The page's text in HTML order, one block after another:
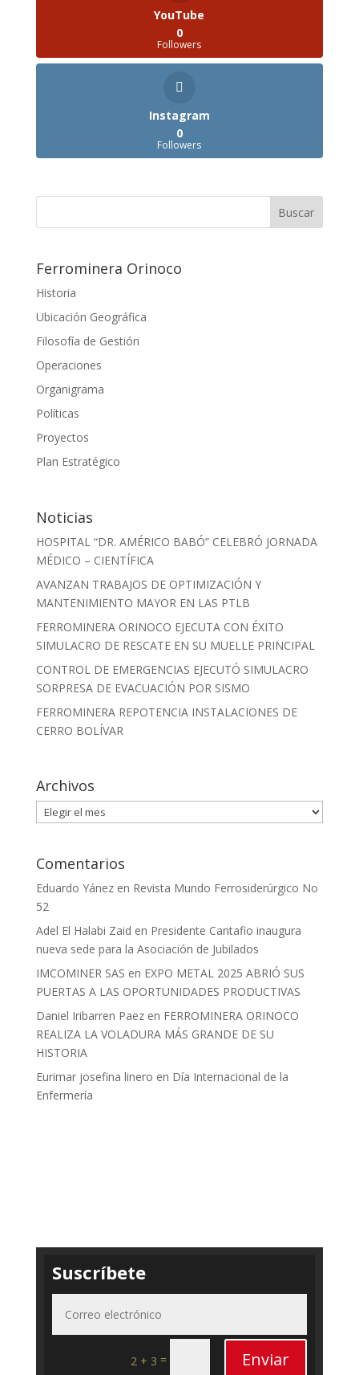
YouTube
0
Followers
Instagram
0
Followers
Ferrominera Orinoco
Historia
Ubicación Geográfica
Filosofía de Gestión
Operaciones
Organigrama
Políticas
Proyectos
Plan Estratégico
Noticias
HOSPITAL “DR. AMÉRICO BABÓ” CELEBRÓ JORNADA
MÉDICO – CIENTÍFICA
AVANZAN TRABAJOS DE OPTIMIZACIÓN Y
MANTENIMIENTO MAYOR EN LAS PTLB
FERROMINERA ORINOCO EJECUTA CON ÉXITO
SIMULACRO DE RESCATE EN SU MUELLE PRINCIPAL
CONTROL DE EMERGENCIAS EJECUTÓ SIMULACRO
SORPRESA DE EVACUACIÓN POR SISMO
FERROMINERA REPOTENCIA INSTALACIONES DE
CERRO BOLÍVAR
Archivos
Archivos
Comentarios
Eduardo Yánezen Revista Mundo Ferrosiderúrgico No
52
Adel El Halabi Zaid en Presidente Cantafio inaugura
nueva sede para la Asociación de Jubilados
IMCOMINER SAS en EXPO METAL 2025 ABRIÓ SUS
PUERTAS A LAS OPORTUNIDADES PRODUCTIVAS
Daniel Iribarren Paezen FERROMINERA ORINOCO
REALIZA LA VOLADURA MÁS GRANDE DE SU
HISTORIA
Eurimar josefina linero en Día Internacional de la
Enfermería
Suscríbete
2 + 3 = Enviar